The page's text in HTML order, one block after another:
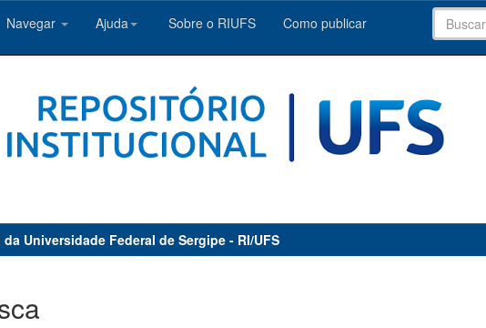
Navegar Ajuda Sobre o RIUFS Como publicar
Universidade Federal de Sergipe - RI/UFS